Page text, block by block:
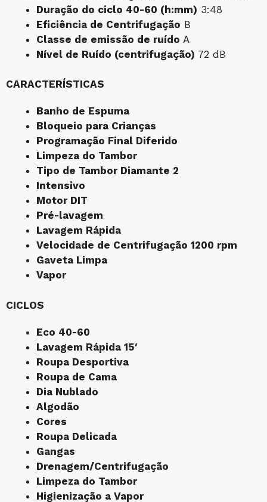
Duração do ciclo 40-60 (h:mm) 3:48
Eficiência de Centrifugação B
Classe de emissão de ruído A
Nível de Ruído (centrifugação) 72 dB
CARACTERÍSTICAS
Banho de Espuma
Bloqueio para Crianças
Programação Final Diferido
Limpeza do Tambor
Tipo de Tambor Diamante 2
Intensivo
Motor DIT
Pré-lavagem
Lavagem Rápida
Velocidade de Centrifugação 1200 rpm
Gaveta Limpa
Vapor
CICLOS
Eco 40-60
Lavagem Rápida 15′
Roupa Desportiva
Roupa de Cama
Dia Nublado
Algodão
Cores
Roupa Delicada
Gangas
Drenagem/Centrifugação
Limpeza do Tambor
Higienização a Vapor